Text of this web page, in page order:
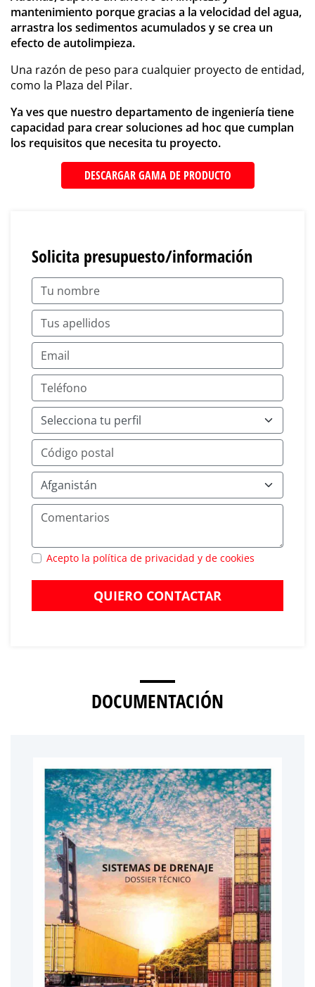
mantenimiento porque gracias a la velocidad del agua,
arrastra los sedimentos acumulados y se crea un
efecto de autolimpieza.
Una razón de peso para cualquier proyecto de entidad,
como la Plaza del Pilar.
Ya ves que nuestro departamento de ingeniería tiene
capacidad para crear soluciones ad hoc que cumplan
los requisitos que necesita tu proyecto.
DESCARGAR GAMA DE PRODUCTO
Solicita presupuesto/información
Acepto la política de privacidad y de cookies
QUIERO CONTACTAR
DOCUMENTACIÓN